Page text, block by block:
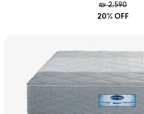
מחיר
רגיל
2,590 ₪
20% OFF